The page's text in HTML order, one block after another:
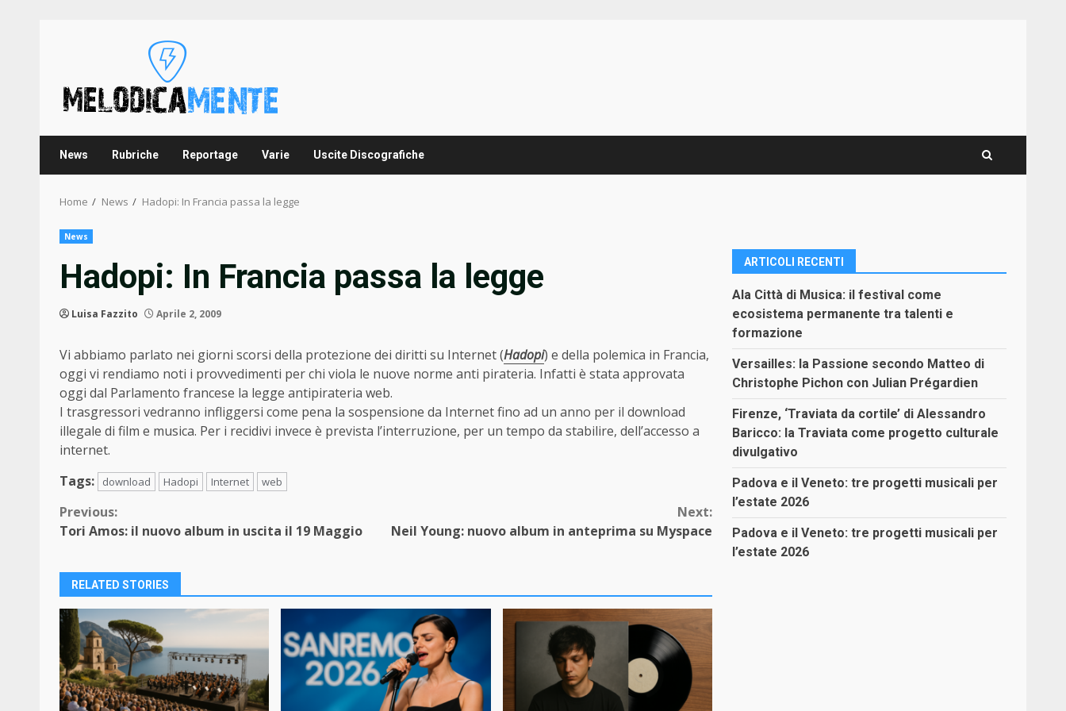
News Rubriche Reportage Varie Uscite Discografiche
Home News Hadopi: In Francia passa la legge
News
Hadopi: In Francia passa la legge
Luisa Fazzito Aprile 2, 2009
Vi abbiamo parlato nei giorni scorsi della protezione dei diritti su Internet (Hadopi) e della polemica in Francia,
oggi vi rendiamo noti i provvedimenti per chi viola le nuove norme anti pirateria. Infatti è stata approvata
oggi dal Parlamento francese la legge antipirateria web.
I trasgressori vedranno infliggersi come pena la sospensione da Internet fino ad un anno per il download
illegale di film e musica. Per i recidivi invece è prevista l’interruzione, per un tempo da stabilire, dell’accesso a
internet.
Tags:
download Hadopi Internet web
Continue
Previous:
Tori Amos: il nuovo album in uscita il 19 Maggio
Next:
Neil Young: nuovo album in anteprima su Myspace
RELATED STORIES
ARTICOLI RECENTI
Ala Città di Musica: il festival come
ecosistema permanente tra talenti e
formazione
Versailles: la Passione secondo Matteo di
Christophe Pichon con Julian Prégardien
Firenze, ‘Traviata da cortile’ di Alessandro
Baricco: la Traviata come progetto culturale
divulgativo
Padova e il Veneto: tre progetti musicali per
l’estate 2026
Padova e il Veneto: tre progetti musicali per
l’estate 2026